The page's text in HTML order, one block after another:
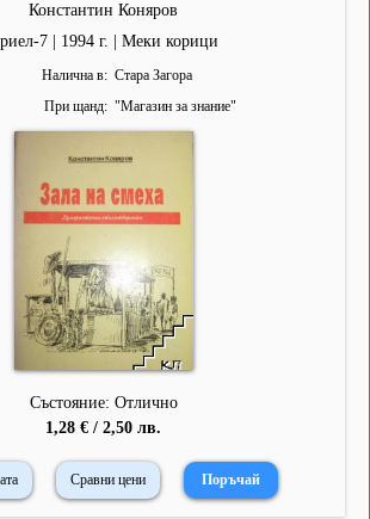
Константин Коняров
7 | 1994 г. | Меки корици
Налична в
Стара Загора
При щанд
"Магазин за знание"
Състояние: Отлично
1,28 € / 2,50 лв.
Сравни цени